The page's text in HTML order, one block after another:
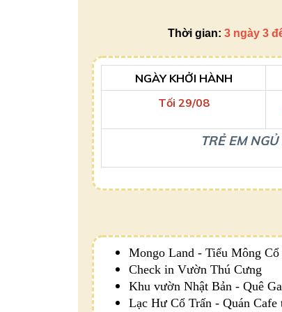
Thời gian: 3 ngày 3
NGÀY KHỞI HÀNH
Tối 29/08
TRẺ EM
Mongo Land - Tiểu Mông
Check in Vườn Thú Cưng
Khu vườn Nhật Bản - Quê
Lạc Hư Cổ Trấn - Quán Cafe